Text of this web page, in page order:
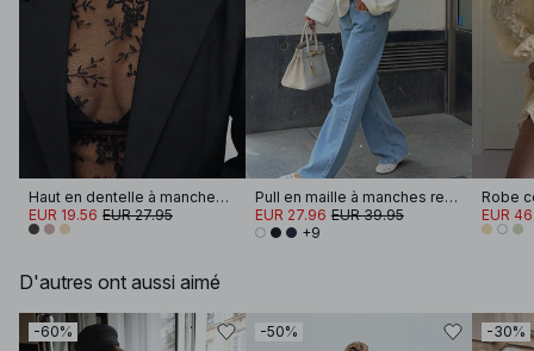
Haut en dentelle à manches longues
EUR 19.56 EUR 27.95
Pull en maille à manches retroussées
EUR 27.96 EUR 39.95
+9
EUR
D'autres ont aussi aimé
-60% -50% -30%